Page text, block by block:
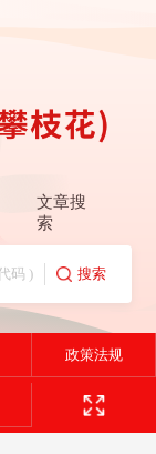
文章搜
索
政策法规